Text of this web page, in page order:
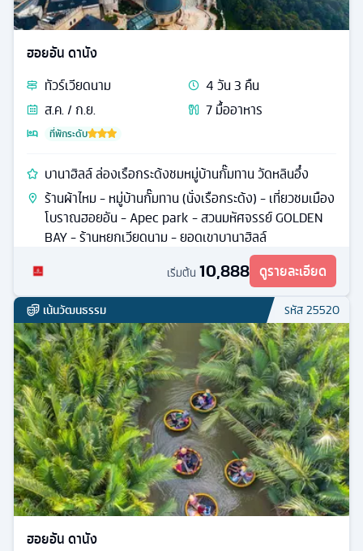
ฮอยอัน ดานัง
ทัวร์เวียดนาม 4วัน3 คืน
ส.ค. / ก.ย.
7มื้ออาหาร
ที่พักระดับ
บานาฮิลล์ ล่องเรือกระด้งชมหมู่บ้านกั๊มทาน วัดหลินอึ๋ง
ร้านผ้าไหม - หมู่บ้านกั๊มทาน (นั่งเรือกระด้ง) - เที่ยวชมเมือง
โบราณฮอยอัน - Apec park - สวนมหัศจรรย์ GOLDEN
BAY - ร้านหยกเวียดนาม - ยอดเขาบานาฮิลล์
เริ่มต้น 10,888 ดูรายละเอียด
เน้นวัฒนธรรม รหัส25520
ฮอยอัน ดานัง